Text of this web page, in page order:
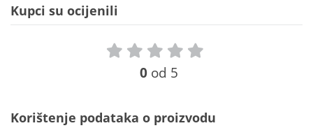
Kupci su ocijenili
0 od 5
Korištenje podataka o proizvodu